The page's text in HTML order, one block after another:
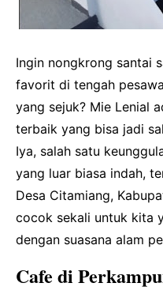
Ingin nongkrong santai
favorit di tengah
yang sejuk? Mie Lenial
terbaik yang bisa jadi
Iya, salah satu
yang luar biasa indah,
Desa Citamiang,
cocok sekali untuk kita
dengan suasana alam
Cafe di